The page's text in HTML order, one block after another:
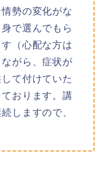
勢の変化がな
で選んでもら
（心配な方は
がら、症状が
て付けていた
おります。講
しますので、